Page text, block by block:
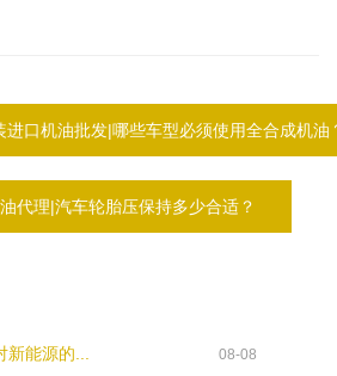
口机油批发|哪些车型必须使用全合成机油
代理|汽车轮胎压保持多少合适？
能源的... 08-08